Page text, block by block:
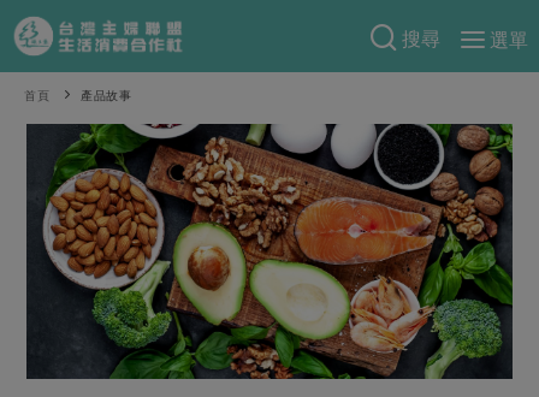
搜尋
選單
產品分類
當季蔬果
一籃菜 當令水果
芽苗類 蕈菇類
辛香料類
奶蛋豆・五穀
蛋 乳製品
食譜料理
食材
米食
海鮮
特別企畫
預購活動
把最好的台灣味帶回家！
防災用品預購圓滿結束
綠主張
觀點文章
主婦食堂 一籃菜真心話
關於合作社
首頁 產品故事